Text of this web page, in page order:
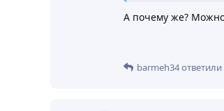
А почему же? Можно
barmeh34